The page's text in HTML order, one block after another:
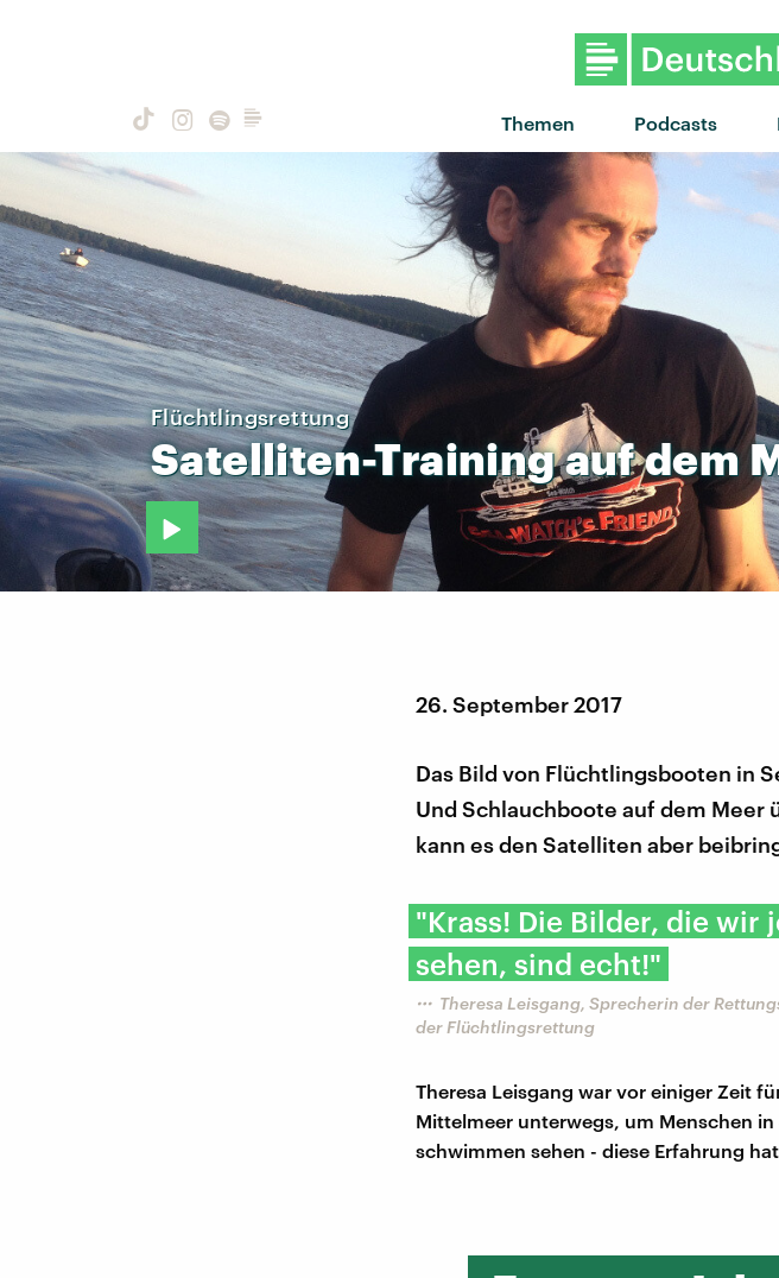
Themen Podcasts
Flüchtlingsrettung
Satelliten-Trainingaufdem
26. September 2017
Das Bild von Flüchtlingsbooten in
Und Schlauchboote auf dem Meer
kann es den Satelliten aber
"Krass! Die Bilder, die wir
sehen, sind echt!"
Theresa Leisgang, Sprecherin der
der Flüchtlingsrettung
Theresa Leisgang war vor einiger Zeit
Mittelmeer unterwegs, um Menschen
schwimmen sehen - diese Erfahrung